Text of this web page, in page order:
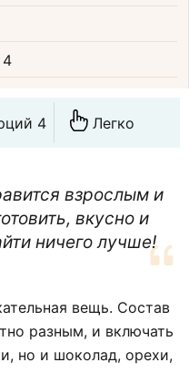
4 Легко
взрослым и
вкусно и
ничего лучше!
вещь. Состав
разным, и включать
но и шоколад, орехи,